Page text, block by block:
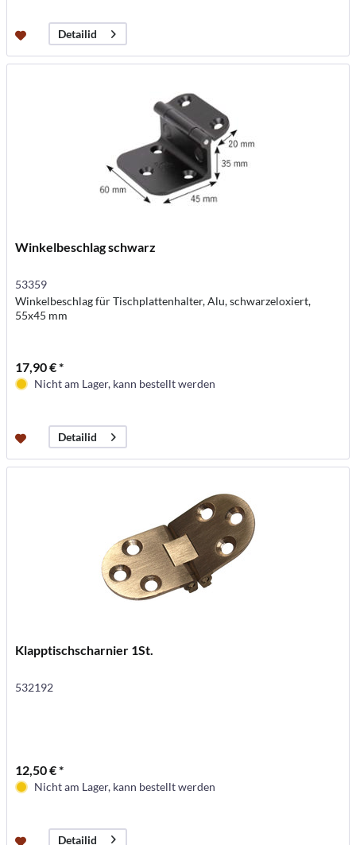
Detailid
Winkelbeschlag schwarz
53359
Winkelbeschlag für Tischplattenhalter, Alu, schwarzeloxiert,
55x45 mm
17,90 € *
Nicht am Lager, kann bestellt werden
Detailid
Klapptischscharnier 1St.
532192
12,50 € *
Nicht am Lager, kann bestellt werden
Detailid